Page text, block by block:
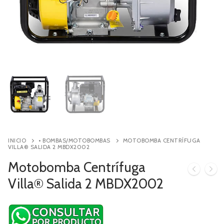
Contacto
Búsqueda
INICIO • BOMBAS/MOTOBOMBAS
MOTOBOMBA CENTRÍFUGA
VILLA® SALIDA 2 MBDX2002
Motobomba Centrífuga
Villa® Salida 2 MBDX2002